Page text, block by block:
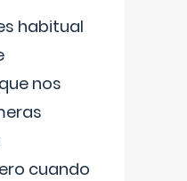
habitual
nos
cuando